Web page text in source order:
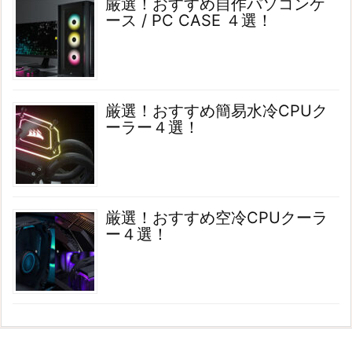
厳選！おすすめ自作パソコンケ
ース / PC CASE ４選！
厳選！おすすめ簡易水冷CPUク
ーラー４選！
厳選！おすすめ空冷CPUクーラ
ー４選！